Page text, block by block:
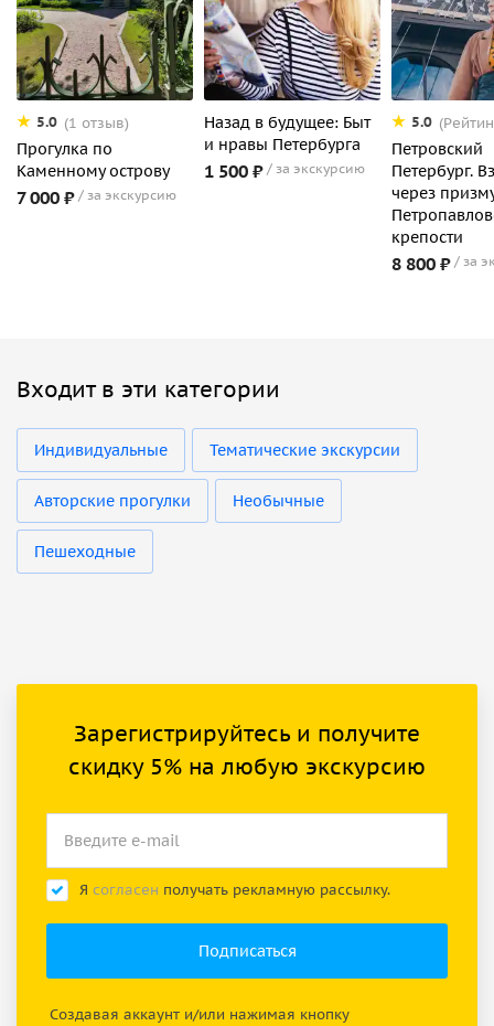
5.0 (1 отзыв)
Прогулка по
Каменному острову
7 000 ₽ за экскурсию
Назад в будущее: Быт
и нравы Петербурга
1 500 ₽ за экскурсию
5.0
Петровский
Петербург.
через
крепости
8 800 ₽ за
Входит в эти категории
Индивидуальные Тематические экскурсии
Авторские прогулки Необычные
Пешеходные
Зарегистрируйтесь и получите
скидку 5% на любую экскурсию
Я согласен получать рекламную рассылку.
Создавая аккаунт и/или нажимая кнопку